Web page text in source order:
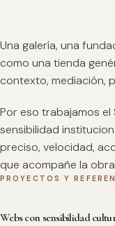
Una galería, una
como una tienda
contexto, mediación,
Por eso trabajamos el
sensibilidad
preciso, velocidad,
que acompañe la
PROYECTOS Y
Webs con sensibilidad